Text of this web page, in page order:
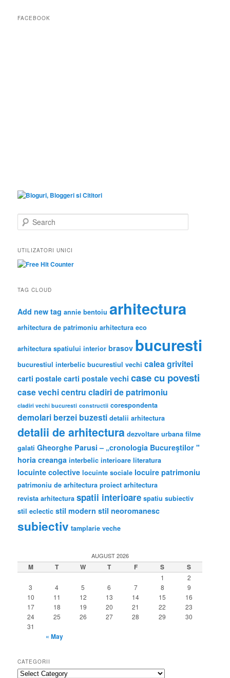
FACEBOOK
e
r
c
h
UTILIZATORI UNICI
TAG CLOUD
Add new tag annie bentoiu arhitectura
arhitectura de patrimoniu arhitectura eco
arhitectura spatiului interior brasov bucuresti
bucurestiul interbelic bucurestiul vechi calea grivitei
carti postale carti postale vechi case cu povesti
case vechicentru cladiri de patrimoniu
cladiri vechi bucuresti constructii corespondenta
demolari berzei buzesti detalii arhitectura
detalii de arhitectura dezvoltare urbana filme
galati Gheorghe Parusi – „cronologia Bucureştilor "
horia creanga interbelic interioare literatura
locuinte colective locuinte sociale locuire patrimoniu
patrimoniu de arhitectura proiect arhitectura
revista arhitectura spatii interioare spatiu subiectiv
stil eclectic stil modern stil neoromanesc
subiectiv tamplarie veche
AUGUST 2026
M T W T F S S
1
2
3
4 5 6 7 8
9
10
11 12 13 14 15
16
17
18 19 20 21 22
23
24
25 26 27 28 29
30
31
« May
CATEGORII
categorii